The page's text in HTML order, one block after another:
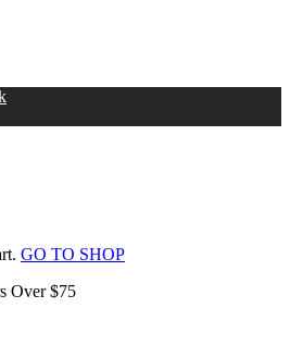
GO TO SHOP
Over $75